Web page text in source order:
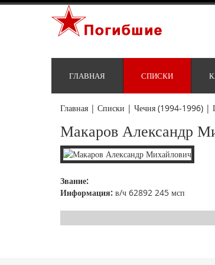
ГЛАВНАЯ СПИСКИ
Главная | Списки | Чечня (1994-1996) |
Макаров Александр
Звание:
Информация: в/ч 62892 245 мсп